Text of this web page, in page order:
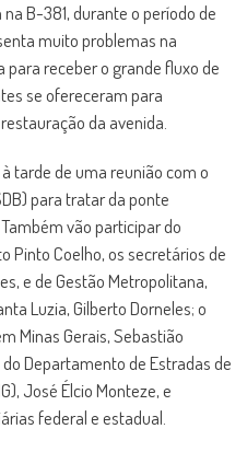
B-381, durante o período de
muito problemas na
receber o grande fluxo de
se ofereceram para
da avenida.
tarde de uma reunião com o
para tratar da ponte
vão participar do
Pinto Coelho, os secretários de
e de Gestão Metropolitana,
Luzia, Gilberto Dorneles; o
Minas Gerais, Sebastião
Departamento de Estradas de
José Élcio Monteze, e
federal e estadual.